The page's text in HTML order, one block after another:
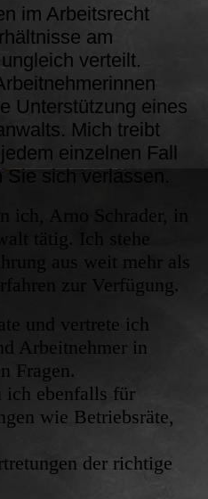
im Arbeitsrecht
am
verteilt.
Unterstützung eines
Mich treibt
einzelnen Fall
Sie sich verlassen.
ich, Arno Schrader, in
tätig. Ich stehe
aus weit mehr als
zur Verfügung.
und vertrete ich
Arbeitnehmer in
Fragen.
ich ebenfalls für
wie Betriebsräte,
der richtige